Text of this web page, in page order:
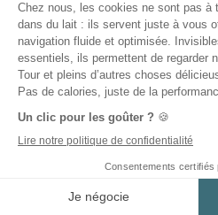
Estimer
L’obligation
du propriétaire